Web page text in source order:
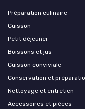
Préparation culinaire
Cuisson
Petit déjeuner
Boissons et jus
Cuisson conviviale
Conservation et
Nettoyage et entretien
Accessoires et pièces